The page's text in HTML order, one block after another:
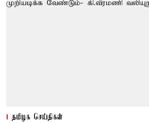
தமிழக செய்திகள்